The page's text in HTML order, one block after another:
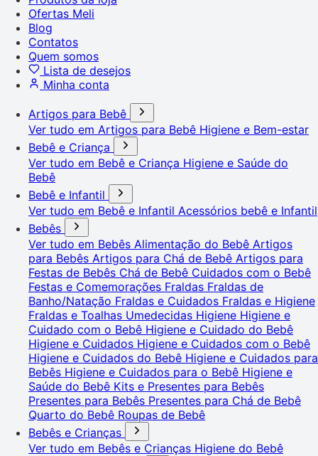
Ofertas Meli
Blog
Contatos
Quem somos
Lista de desejos
Minha conta
Artigos para Bebê
Ver tudo em Artigos para Bebê Higiene e Bem-estar
Bebê e Criança
Ver tudo em Bebê e Criança Higiene e Saúde do
Bebê
Bebê e Infantil
Ver tudo em Bebê e Infantil Acessórios bebê e Infantil
Bebês
Ver tudo em Bebês Alimentação do Bebê Artigos
para Bebês Artigos para Chá de Bebê Artigos para
Festas de Bebês Chá de Bebê Cuidados com o Bebê
Festas e Comemorações Fraldas Fraldas de
Banho/Natação Fraldas e Cuidados Fraldas e Higiene
Fraldas e Toalhas Umedecidas Higiene Higiene e
Cuidado com o Bebê Higiene e Cuidado do Bebê
Higiene e Cuidados Higiene e Cuidados com o Bebê
Higiene e Cuidados do Bebê Higiene e Cuidados para
Bebês Higiene e Cuidados para o Bebê Higiene e
Saúde do Bebê Kits e Presentes para Bebês
Presentes para Bebês Presentes para Chá de Bebê
Quarto do Bebê Roupas de Bebê
Bebês e Crianças
Ver tudo em Bebês e Crianças Higiene do Bebê